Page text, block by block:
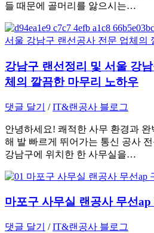
들 때문에 골머리를 앓으시는…
강남구 랜선정리 및 서울 강
체의 깔끔한 마무리 노하우
댓글 달기 /IT&랜공사 블로그
안녕하세요! 쾌적한 사무 환경과 완
해 발 빠르게 뛰어가는 통신 공사
강남구에 위치한 한 사무실을…
마포구 사무실 랜공사 무선
댓글 달기 /IT&랜공사 블로그